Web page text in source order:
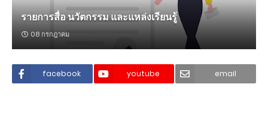
รายการสื่อ นวัตกรรม และแหล่งเรียนรู้
08 กรกฎาคม
facebook youtube email